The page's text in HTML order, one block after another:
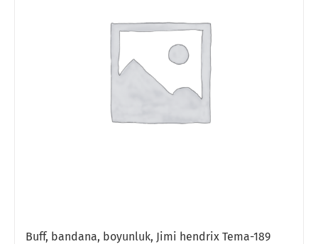
Buff, bandana, boyunluk, Jimi hendrix Tema-189